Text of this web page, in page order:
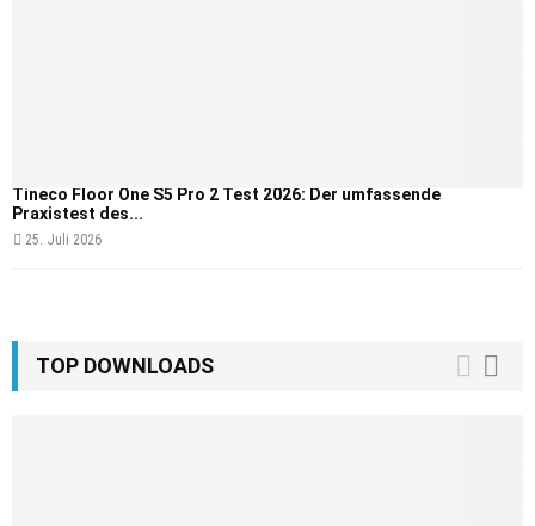
Tineco Floor One S5 Pro 2 Test 2026: Der umfassende
Praxistest des...
25. Juli 2026
TOP DOWNLOADS